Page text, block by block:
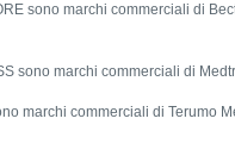
sono marchi commerciali di
sono marchi commerciali di
marchi commerciali di Terumo